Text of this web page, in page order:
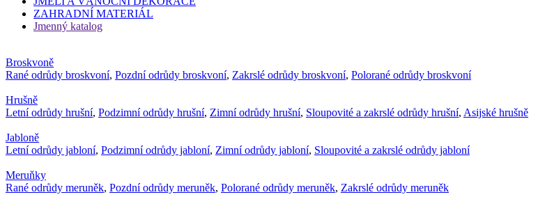
ZAHRADNÍ MATERIÁL
Jmenný katalog
Broskvoně
Rané odrůdy broskvoní, Pozdní odrůdy broskvoní, Zakrslé odrůdy broskvoní, Polorané odrůdy broskvoní
Hrušně
Letní odrůdy hrušní, Podzimní odrůdy hrušní, Zimní odrůdy hrušní, Sloupovité a zakrslé odrůdy hrušní, Asijské hrušně
Jabloně
Letní odrůdy jabloní, Podzimní odrůdy jabloní, Zimní odrůdy jabloní, Sloupovité a zakrslé odrůdy jabloní
Meruňky
Rané odrůdy meruněk, Pozdní odrůdy meruněk, Polorané odrůdy meruněk, Zakrslé odrůdy meruněk